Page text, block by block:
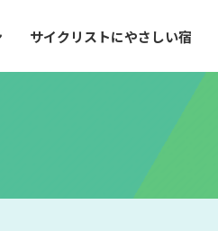
サイクリストにやさしい宿
自転車の
憩、トイ
が満載で